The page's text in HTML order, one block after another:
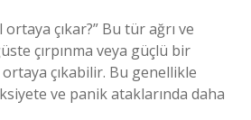
ortaya çıkar?” Bu tür ağrı ve
çırpınma veya güçlü bir
çıkabilir. Bu genellikle
ve panik ataklarında daha